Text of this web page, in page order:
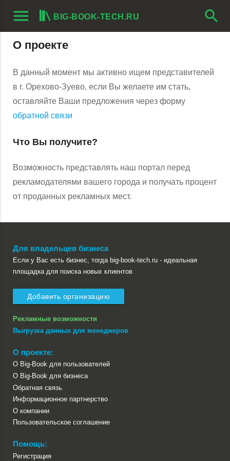
menu BIG-BOOK-TECH.RU search
О проекте
В данный момент мы активно ищем представителей
в г. Орехово-Зуево, если Вы желаете им стать,
оставляйте Ваши предложения через форму
обратной связи
Что Вы получите?
Возможность представлять наш портал перед
рекламодателями вашего города и получать процент
от проданных рекламных мест.
Для владельцев бизнеса
Если у Вас есть бизнес, тогда big-book-tech.ru - идеальная
площадка для поиска новых клиентов
Добавить организацию
Рекламные возможности
Выгрузка данных для менеджеров
О проекте:
О Big-Book для пользователей
О Big-Book для бизнеса
Обратная связь
Информационное партнерство
О компании
Пользовательское соглашение
Помощь:
Регистрация